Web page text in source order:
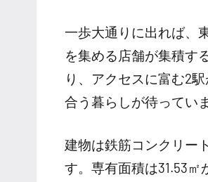
一歩大通りに出れば、
を集める店舗が集積す
り、アクセスに富む2
合う暮らしが待っていま
建物は鉄筋コンクリー
す。専有面積は31.53